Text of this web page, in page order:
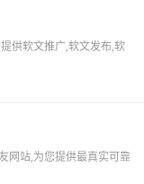
会信息。
供软文推广,软文发布,软
网站,为您提供最真实可靠